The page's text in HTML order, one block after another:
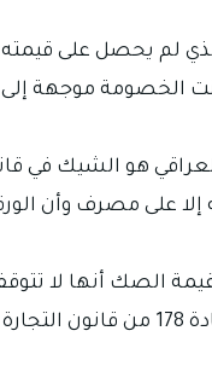
لم يحصل على قيمته
الخصومة موجهة
إلا على مصرف وأن
الصك أنها لا
اختار ذلك.